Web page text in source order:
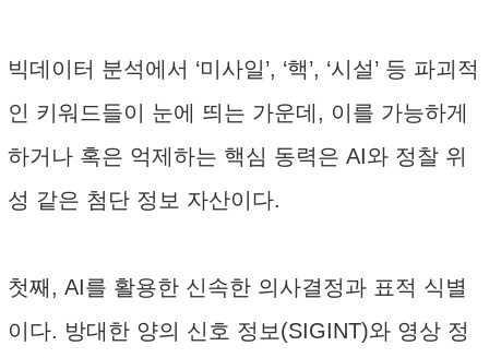
빅데이터 분석에서 ‘미사일’, ‘핵’, ‘시설’ 등 파괴적
인 키워드들이 눈에 띄는 가운데, 이를 가능하게
하거나 혹은 억제하는 핵심 동력은 AI와 정찰 위
성 같은 첨단 정보 자산이다.
첫째, AI를 활용한 신속한 의사결정과 표적 식별
이다. 방대한 양의 신호 정보(SIGINT)와 영상 정